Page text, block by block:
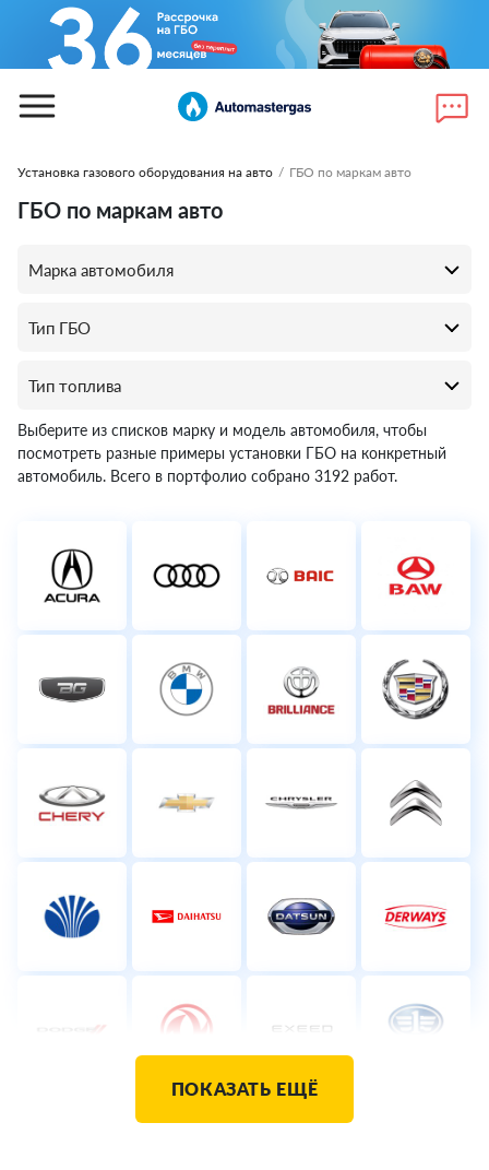
Установка газового оборудования на авто / ГБО по маркам авто
ГБО по маркам авто
Выберите из списков марку и модель автомобиля, чтобы
посмотреть разные примеры установки ГБО на конкретный
автомобиль. Всего в портфолио собрано 3192 работ.
ПОКАЗАТЬ ЕЩЁ